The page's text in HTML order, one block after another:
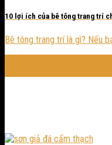
10 lợi ích của bê tông trang trí
Bê tông trang trí là gì? Nếu